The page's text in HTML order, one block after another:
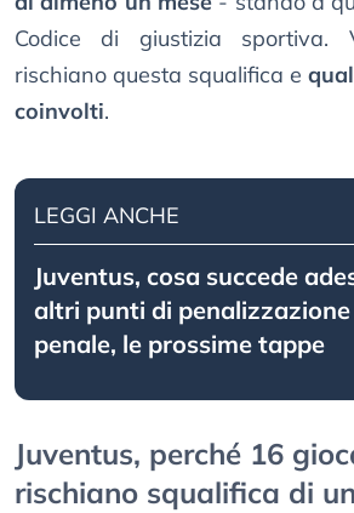
Codice di giustizia sportiva.
rischiano questa squalifica e
coinvolti.
LEGGI ANCHE
Juventus, cosa succede
altri punti di penalizzazione
penale, le prossime tappe
Juventus, perché 16
rischiano squalifica di